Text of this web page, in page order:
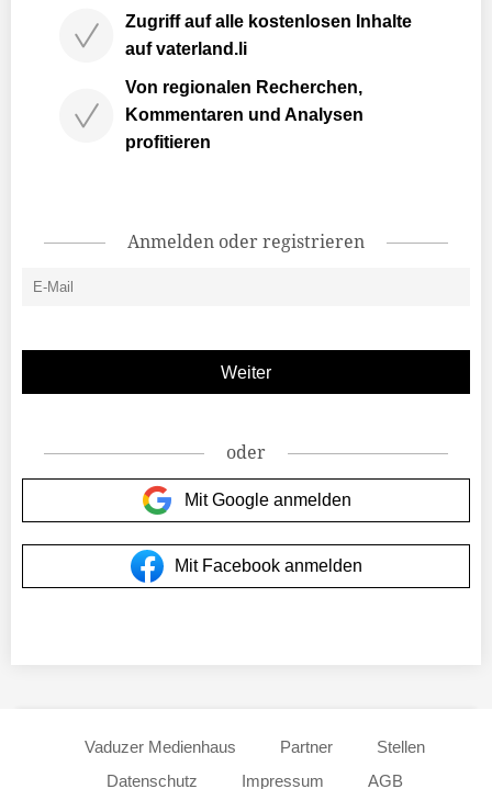
Zugriff auf alle kostenlosen Inhalte
auf vaterland.li
Von regionalen Recherchen,
Kommentaren und Analysen
profitieren
Anmelden oder registrieren
oder
Mit Google anmelden
Mit Facebook anmelden
Vaduzer Medienhaus Partner
Stellen
Datenschutz
Impressum AGB